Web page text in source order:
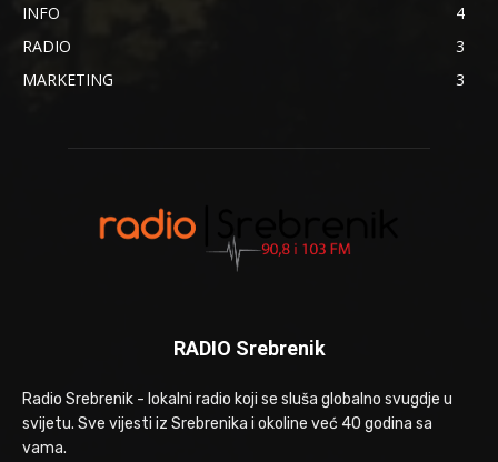
INFO
4
RADIO
3
MARKETING
3
RADIO Srebrenik
Radio Srebrenik - lokalni radio koji se sluša globalno svugdje u
svijetu. Sve vijesti iz Srebrenika i okoline već 40 godina sa
vama.